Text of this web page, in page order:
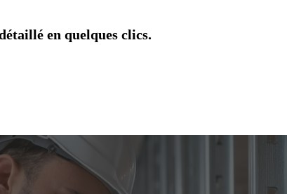
en quelques clics.